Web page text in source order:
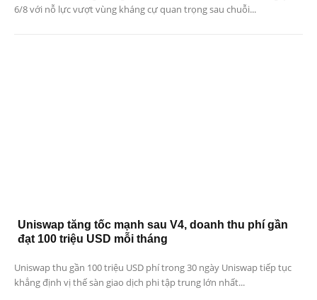
6/8 với nỗ lực vượt vùng kháng cự quan trọng sau chuỗi...
Uniswap tăng tốc mạnh sau V4, doanh thu phí gần
đạt 100 triệu USD mỗi tháng
Uniswap thu gần 100 triệu USD phí trong 30 ngày Uniswap tiếp tục
khẳng định vị thế sàn giao dịch phi tập trung lớn nhất...